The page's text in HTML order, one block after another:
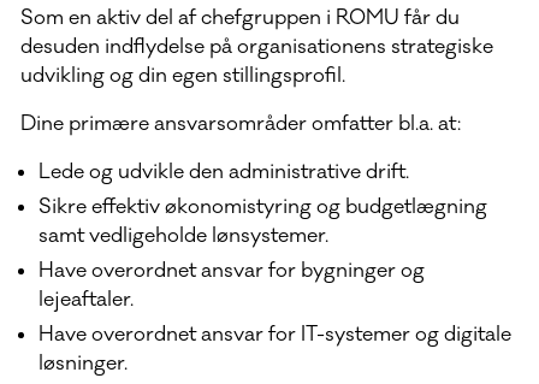
Som en aktiv del af chefgruppen i ROMU får du
desuden indflydelse på organisationens strategiske
udvikling og din egen stillingsprofil.
Dine primære ansvarsområder omfatter bl.a. at:
Lede og udvikle den administrative drift.
Sikre effektiv økonomistyring og budgetlægning
samt vedligeholde lønsystemer.
Have overordnet ansvar for bygninger og
lejeaftaler.
Have overordnet ansvar for IT-systemer og digitale
løsninger.